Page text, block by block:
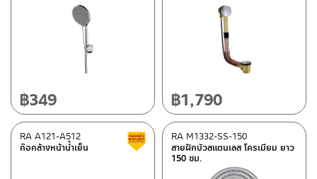
฿349 ฿1,790
ก๊อกล้างหน้าน้ำเย็น
RA A121-A512 สินค้าลดราคา เคลียร์สต็อก
สายฝักบัวสแตนเลส โครเมียม ยาว
150 ซม.
RA M1332-SS-150